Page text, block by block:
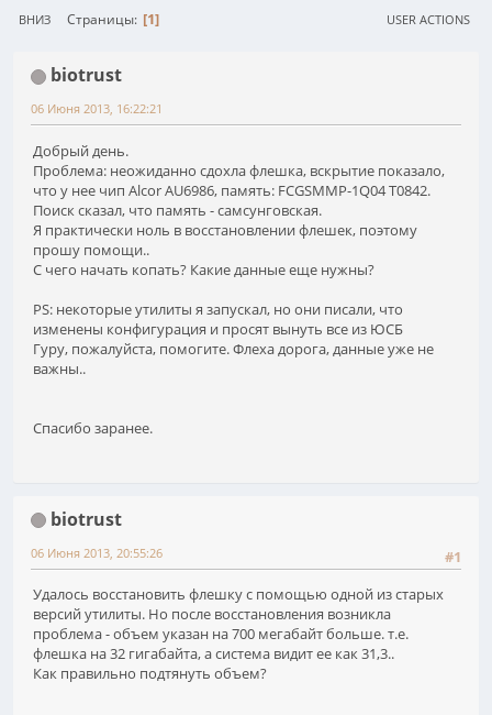
ВНИЗ Страницы 1 USER ACTIONS
biotrust
06 Июня 2013, 16:22:21
Добрый день.
Проблема: неожиданно сдохла флешка, вскрытие показало,
что у нее чип Alcor AU6986, память: FCGSMMP-1Q04 T0842.
Поиск сказал, что память - самсунговская.
Я практически ноль в восстановлении флешек, поэтому
прошу помощи..
С чего начать копать? Какие данные еще нужны?
PS: некоторые утилиты я запускал, но они писали, что
изменены конфигурация и просят вынуть все из ЮСБ
Гуру, пожалуйста, помогите. Флеха дорога, данные уже не
важны..
Спасибо заранее.
biotrust
#1
06 Июня 2013, 20:55:26
Удалось восстановить флешку с помощью одной из старых
версий утилиты. Но после восстановления возникла
проблема - объем указан на 700 мегабайт больше. т.е.
флешка на 32 гигабайта, а система видит ее как 31,3..
Как правильно подтянуть объем?